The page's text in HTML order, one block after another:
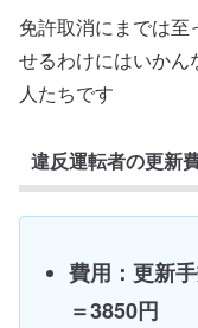
免許取消にまでは至
せるわけにはいかん
人たちです
違反運転者の更新
費用：更新
＝3850円